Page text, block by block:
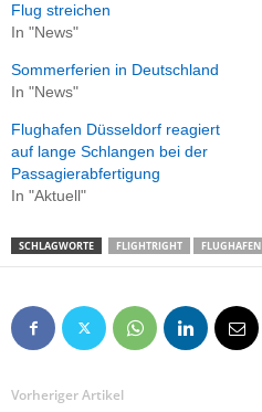
Flug streichen
In "News"
Sommerferien in Deutschland
In "News"
Flughafen Düsseldorf reagiert
auf lange Schlangen bei der
Passagierabfertigung
In "Aktuell"
SCHLAGWORTE FLIGHTRIGHT FLUGHAFEN
Vorheriger Artikel